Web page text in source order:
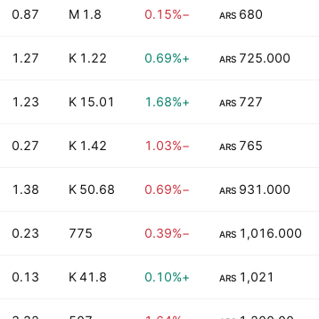
680
ARS
−0.15%
1.8 M
0.87
725.000
ARS
+0.69%
1.22 K
1.27
727
ARS
+1.68%
15.01 K
1.23
765
ARS
−1.03%
1.42 K
0.27
931.000
ARS
−0.69%
50.68 K
1.38
1,016.000
ARS
−0.39%
775
0.23
1,021
ARS
+0.10%
41.8 K
0.13